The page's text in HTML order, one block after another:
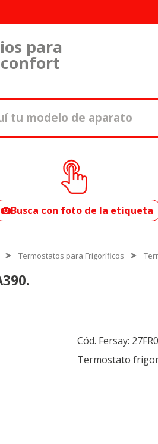
para
tu modelo?
Busca con foto de la etiqueta
Termostatos para Frigoríficos
Cód. Fersay:
Termostato